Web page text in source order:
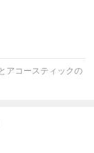
アコースティックの